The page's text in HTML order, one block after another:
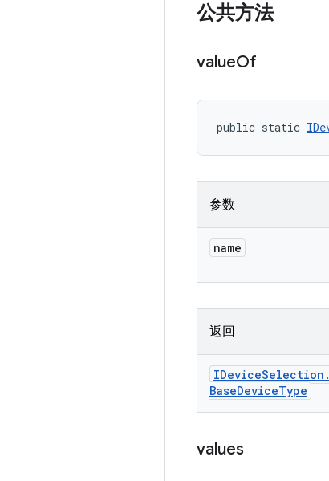
公共方法
valueOf
public static
参数
name
返回
IDeviceSelection .
BaseDeviceType
values